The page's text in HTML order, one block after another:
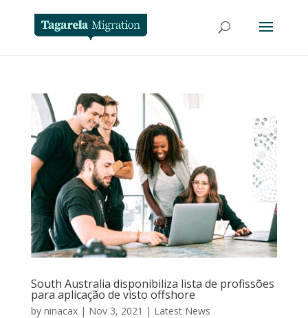
South Australia disponibiliza lista de profissões
para aplicação de visto offshore
by ninacax| Nov 3, 2021 | Latest News